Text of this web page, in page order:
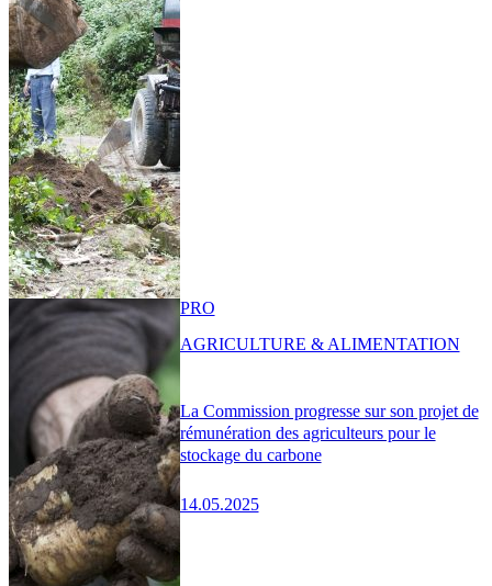
La Commission progresse sur son projet de
rémunération des agriculteurs pour le
stockage du carbone
14.05.2025
PRO
AGRICULTURE & ALIMENTATION